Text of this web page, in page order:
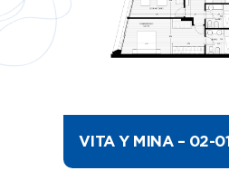
VITA Y MINA – 02-01